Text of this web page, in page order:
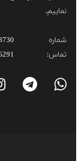
نماییم.
شماره
تماس: